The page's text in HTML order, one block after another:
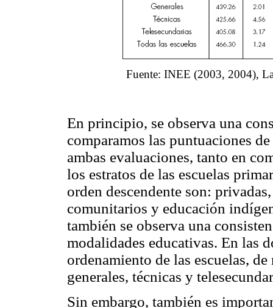
Fuente: INEE (2003, 2004),
En principio, se observa una
comparamos las puntuaciones
ambas evaluaciones, tanto en
los estratos de las escuelas
orden descendente son:
comunitarios y educación
también se observa una
modalidades educativas. En las
ordenamiento de las escuelas,
generales, técnicas y
Sin embargo, también es